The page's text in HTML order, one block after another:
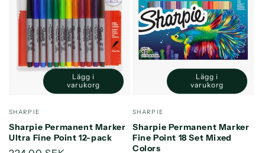
Säljare:
SHARPIE
Sharpie Permanent Marker
Ultra Fine Point 12-pack
Minska
kvantitet
Title
Öka
kvantitet
Title
Lägg i
varukorg
Säljare:
SHARPIE
Sharpie Permanent Marker
Fine Point 18 Set Mixed
Colors
Minska
kvantitet
Title
Öka
kvantitet
Title
Lägg i
varukorg